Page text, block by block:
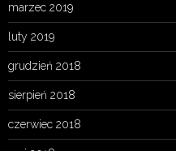
marzec 2019
luty 2019
grudzień 2018
sierpień 2018
czerwiec 2018